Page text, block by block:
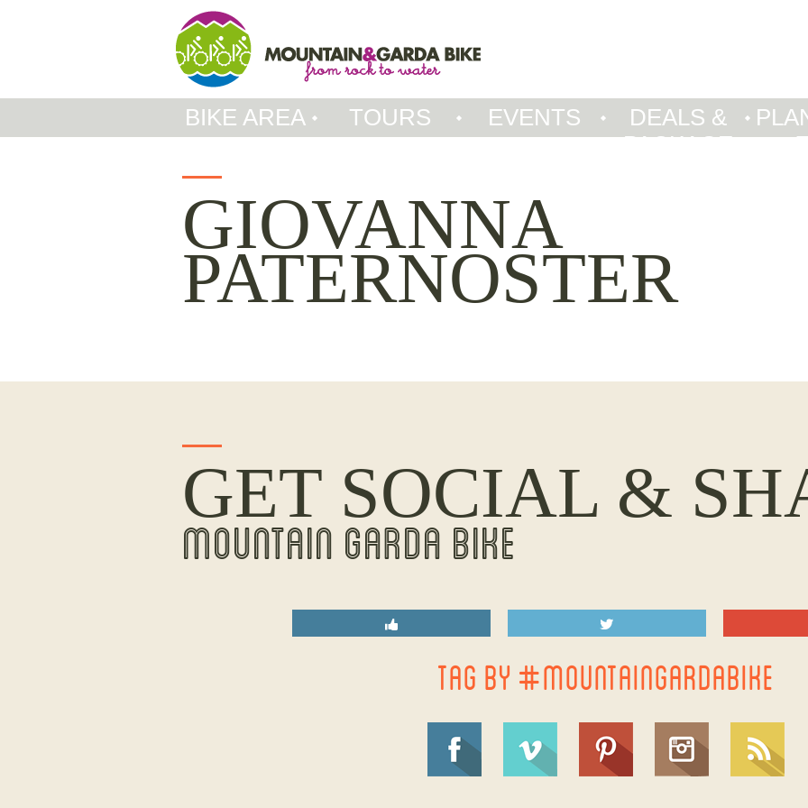
BIKE AREA TOURS EVENTS
DEALS &
PACKAGE
GIOVANNA
PATERNOSTER
GET SOCIAL &
MOUNTAIN GARDA BIKE
TAG BY #MOUNTAINGARDABIKE